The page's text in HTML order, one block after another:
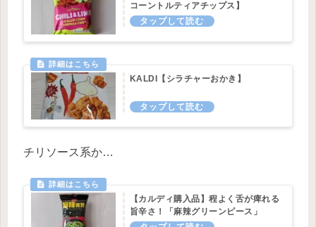
コーントルティアチップス】
KALDI【シラチャーおかき】
チリソース系か…
【カルディ購入品】程よく舌が痺れる
旨辛さ！「麻辣グリーンピース」